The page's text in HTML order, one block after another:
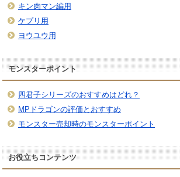
キン肉マン編用
ケプリ用
ヨウユウ用
モンスターポイント
四君子シリーズのおすすめはどれ？
MPドラゴンの評価とおすすめ
モンスター売却時のモンスターポイント
お役立ちコンテンツ